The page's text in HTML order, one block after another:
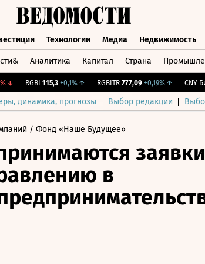
Технологии Медиа Недвижимость
Аналитика Капитал Страна
RGBI 115,3 +0,1%↑ RGBITR 777,09 +0,19%↑ CNY
динамика, прогнозы Выбор редакции
/ Фонд «Наше Будущее»
в